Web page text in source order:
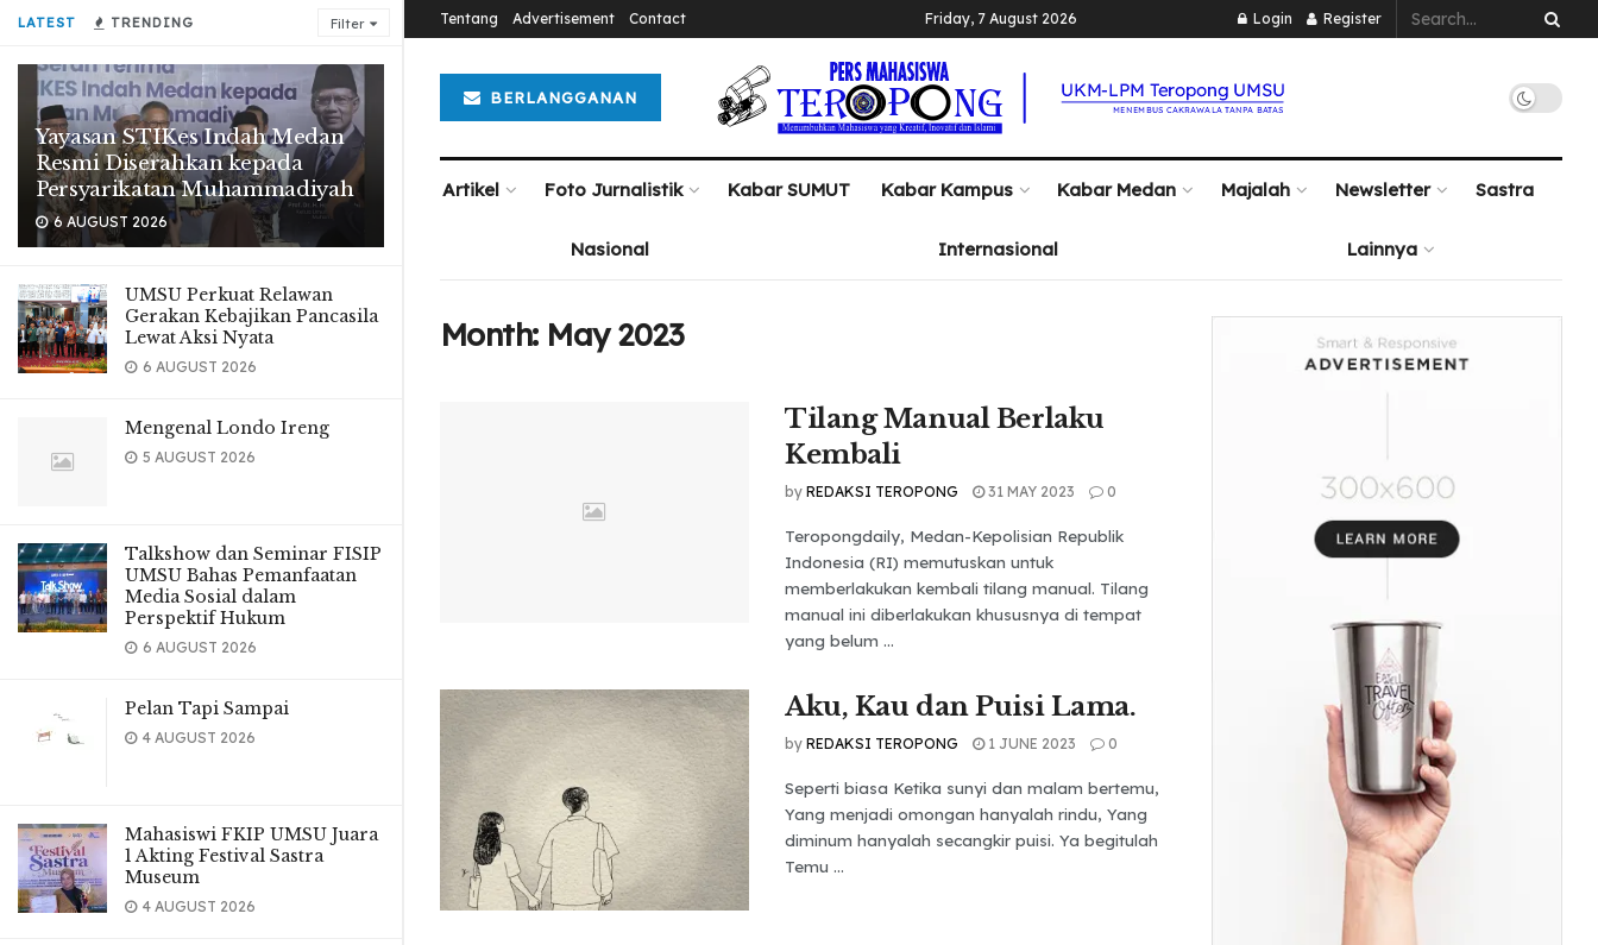
LATEST TRENDING Filter
Yayasan STIKes Indah Medan
Resmi Diserahkan kepada
Persyarikatan Muhammadiyah
6 AUGUST 2026
UMSU Perkuat Relawan
Gerakan Kebajikan Pancasila
Lewat Aksi Nyata
6 AUGUST 2026
Mengenal Londo Ireng
5 AUGUST 2026
Talkshow dan Seminar FISIP
UMSU Bahas Pemanfaatan
Media Sosial dalam
Perspektif Hukum
6 AUGUST 2026
Pelan Tapi Sampai
4 AUGUST 2026
Mahasiswi FKIP UMSU Juara
1 Akting Festival Sastra
Museum
4 AUGUST 2026
Tentang Advertisement Contact Friday, 7 August 2026 Login Register
BERLANGGANAN
Artikel Foto Jurnalistik Kabar SUMUT Kabar Kampus Kabar Medan Majalah Newsletter Sastra
Nasional Internasional Lainnya
Month: May 2023
Tilang Manual Berlaku
Kembali
by REDAKSI TEROPONG 31 MAY 2023 0
Teropongdaily, Medan-Kepolisian Republik
Indonesia (RI) memutuskan untuk
memberlakukan kembali tilang manual. Tilang
manual ini diberlakukan khususnya di tempat
yang belum ...
Aku, Kau dan Puisi Lama.
by REDAKSI TEROPONG 1 JUNE 2023 0
Seperti biasa Ketika sunyi dan malam bertemu,
Yang menjadi omongan hanyalah rindu, Yang
diminum hanyalah secangkir puisi. Ya begitulah
Temu ...